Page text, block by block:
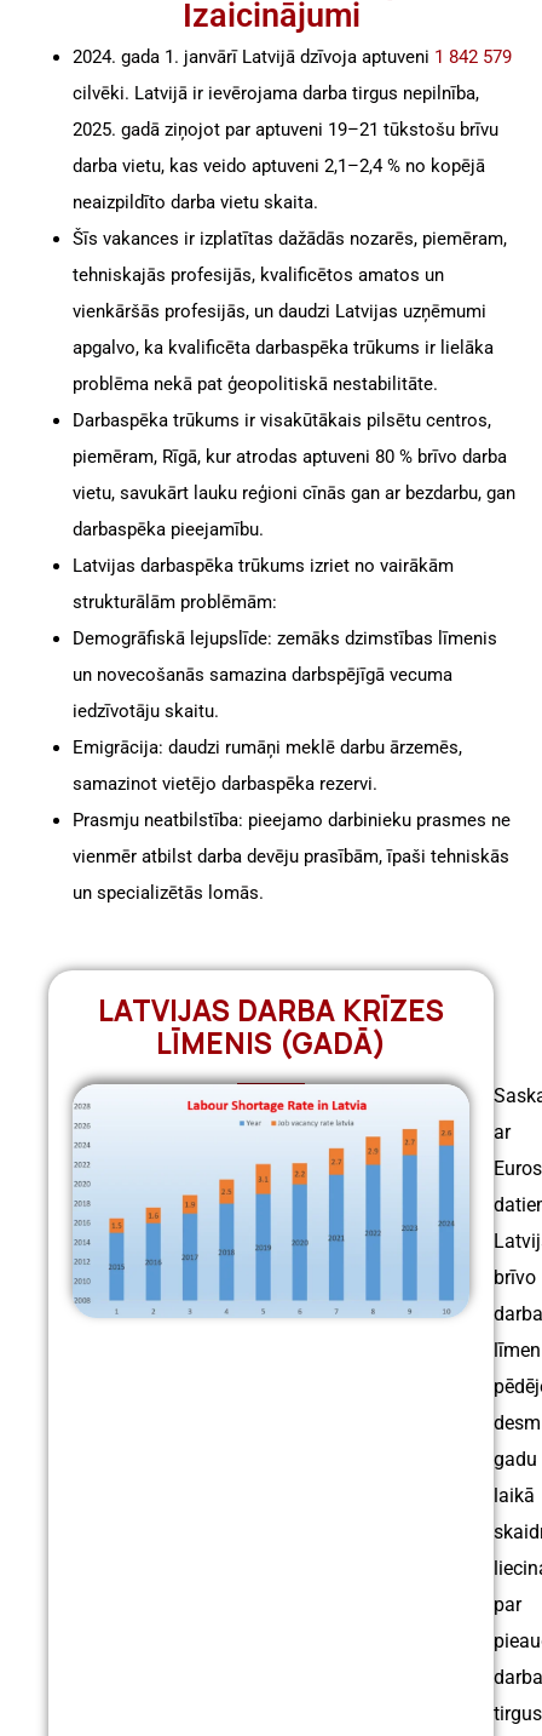
Lielapjoma
Darbinieku
Pieņemšana
Personāla Atlases
ārpakalpojumi
Bulgārija
Horvātija
Ungārija
Čehijas Republika
Izaicinājumi
2024. gada 1. janvārī Latvijā dzīvoja aptuveni 1 842 579
cilvēki. Latvijā ir ievērojama darba tirgus nepilnība,
2025. gadā ziņojot par aptuveni 19–21 tūkstošu brīvu
darba vietu, kas veido aptuveni 2,1–2,4 % no kopējā
neaizpildīto darba vietu skaita.
Šīs vakances ir izplatītas dažādās nozarēs, piemēram,
tehniskajās profesijās, kvalificētos amatos un
vienkāršās profesijās, un daudzi Latvijas uzņēmumi
apgalvo, ka kvalificēta darbaspēka trūkums ir lielāka
problēma nekā pat ģeopolitiskā nestabilitāte.
Darbaspēka trūkums ir visakūtākais pilsētu centros,
piemēram, Rīgā, kur atrodas aptuveni 80 % brīvo darba
vietu, savukārt lauku reģioni cīnās gan ar bezdarbu, gan
darbaspēka pieejamību.
Latvijas darbaspēka trūkums izriet no vairākām
strukturālām problēmām:
Demogrāfiskā lejupslīde: zemāks dzimstības līmenis
un novecošanās samazina darbspējīgā vecuma
iedzīvotāju skaitu.
Emigrācija: daudzi rumāņi meklē darbu ārzemēs,
samazinot vietējo darbaspēka rezervi.
Prasmju neatbilstība: pieejamo darbinieku prasmes ne
vienmēr atbilst darba devēju prasībām, īpaši tehniskās
un specializētās lomās.
LATVIJAS DARBA KRĪZES
LĪMENIS (GADĀ)
ar
brīvo
gadu
laikā
par
darba
tirgus